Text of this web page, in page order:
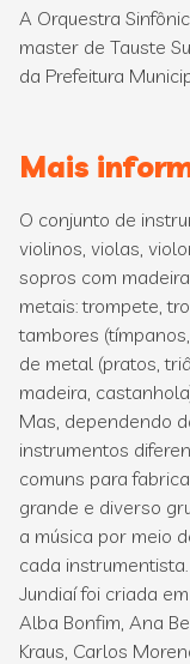
A Orquestra
master de Tauste
da Prefeitura
Mais
O conjunto de
violinos, violas,
sopros com
metais: trompete,
tambores
de metal (pratos,
madeira,
Mas, dependendo
instrumentos
comuns para
grande e diverso
a música por meio
cada
Jundiaí foi criada
Alba Bonfim, Ana
Kraus, Carlos